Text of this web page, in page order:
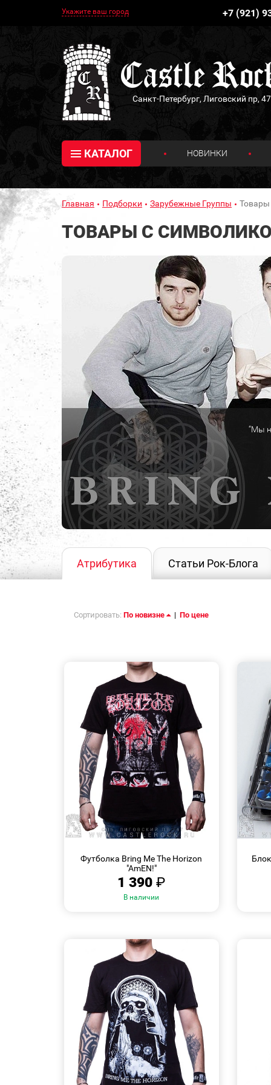
Укажите ваш город +7 (921)
Санкт-Петербург, Лиговский пр, 47
КАТАЛОГ НОВИНКИ
Главная Подборки Зарубежные Группы Товары
ТОВАРЫ С СИМВОЛИКОЙ
“Мы
Атрибутика Статьи Рок-Блога
Сортировать: По новизне | По цене
Футболка Bring Me The Horizon
"AmEN!"
1 390₽
В наличии
M
L XL XXL 4XL